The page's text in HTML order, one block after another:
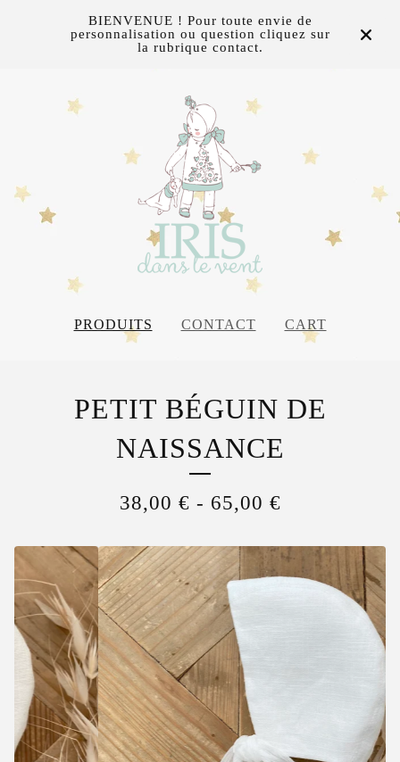
BIENVENUE ! Pour toute envie de
personnalisation ou question cliquez sur
la rubrique contact.
PRODUITS CONTACT CART
PETIT BÉGUIN DE
NAISSANCE
38,00 € - 65,00 €